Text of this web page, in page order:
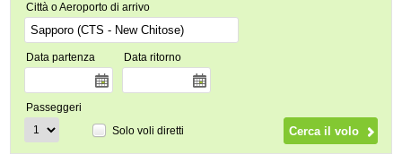
Città o Aeroporto di arrivo
Data partenza Data ritorno
Passeggeri
Solo voli diretti